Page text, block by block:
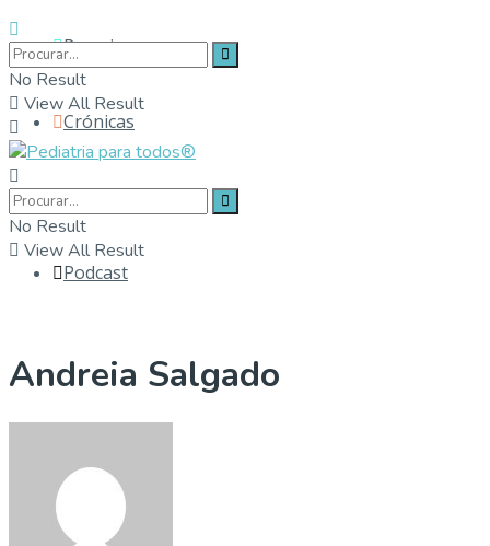
Parceiros
Crónicas
Contactos
Podcast
No Result
View All Result
No Result
View All Result
Andreia Salgado